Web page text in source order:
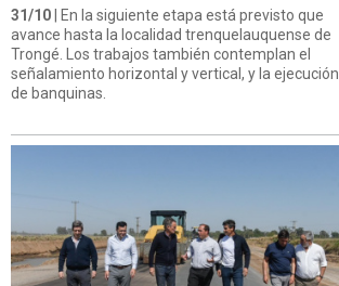
31/10 | En la siguiente etapa está previsto que
avance hasta la localidad trenquelauquense de
Trongé. Los trabajos también contemplan el
señalamiento horizontal y vertical, y la ejecución
de banquinas.